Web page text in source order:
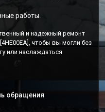
работы.
и надежный ремонт
чтобы вы могли без
или наслаждаться
обращения